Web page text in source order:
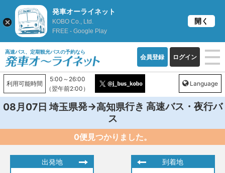
高速バス、定期観光バスの予約なら
会員登録 ログイン
利用可能時間
5:00～26:00
（翌午前2:00）
Language
08月07日埼玉県発→高知県行き 高速バス・夜行バ
ス
0便見つかりました。
出発地 到着地
発車オーライネット
KOBO Co., Ltd.
FREE - Google Play
開く